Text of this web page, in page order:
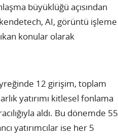
büyüklüğü açısından
AI, görüntü işleme
konular olarak
12 girişim, toplam
yatırımı kitlesel fonlama
aldı. Bu dönemde 55
yatırımcılar ise her 5